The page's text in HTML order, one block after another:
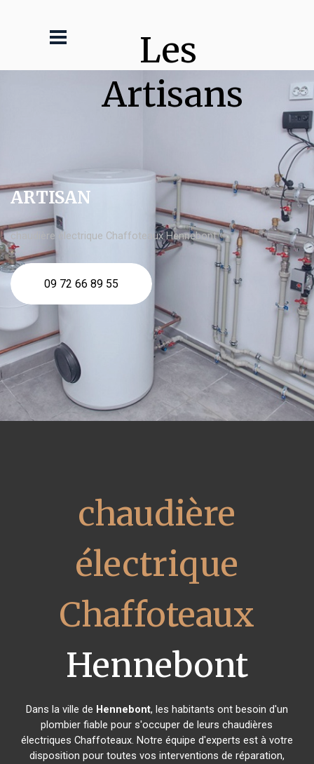
Les
Artisans
ARTISAN
chaudière électrique Chaffoteaux Hennebont
09 72 66 89 55
chaudière
électrique
Chaffoteaux
Hennebont
Dans la ville de Hennebont, les habitants ont besoin d'un
plombier fiable pour s'occuper de leurs chaudières
électriques Chaffoteaux. Notre équipe d'experts est à votre
disposition pour toutes vos interventions de réparation,